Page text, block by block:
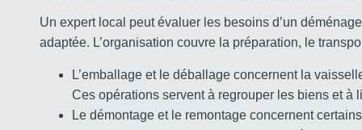
Un expert local peut évaluer les besoins d’un
adaptée. L’organisation couvre la préparation, le
L’emballage et le déballage concernent la
Ces opérations servent à regrouper les biens et à
Le démontage et le remontage concernent